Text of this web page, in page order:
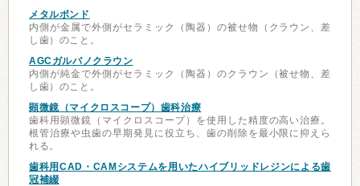
メタルボンド
内側が金属で外側がセラミック（陶器）の被せ物（クラウン、差
し歯）のこと。
AGCガルバノクラウン
内側が純金で外側がセラミック（陶器）のクラウン（被せ物、差
し歯）のこと。
顕微鏡（マイクロスコープ）歯科治療
歯科用顕微鏡（マイクロスコープ）を使用した精度の高い治療。
根管治療や虫歯の早期発見に役立ち、歯の削除を最小限に抑えら
れる。
歯科用CAD・CAMシステムを用いたハイブリッドレジンによる歯
冠補綴